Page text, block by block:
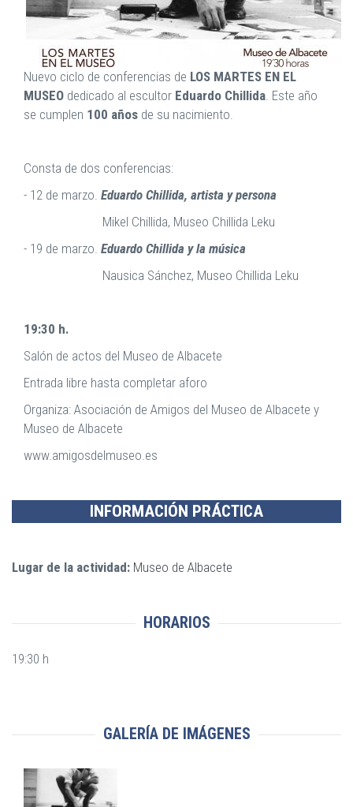
Nuevo ciclo de conferencias de LOS MARTES EN EL
MUSEO dedicado al escultor Eduardo Chillida . Este año
se cumplen 100 años de su nacimiento.
Consta de dos conferencias:
- 12 de marzo. Eduardo Chillida, artista y persona
Mikel Chillida, Museo Chillida Leku
- 19 de marzo. Eduardo Chillida y la música
Nausica Sánchez, Museo Chillida Leku
19:30 h.
Salón de actos del Museo de Albacete
Entrada libre hasta completar aforo
Organiza: Asociación de Amigos del Museo de Albacete y
Museo de Albacete
www.amigosdelmuseo.es
INFORMACIÓN PRÁCTICA
Lugar de la actividad: Museo de Albacete
HORARIOS
19:30 h
GALERÍA DE IMÁGENES